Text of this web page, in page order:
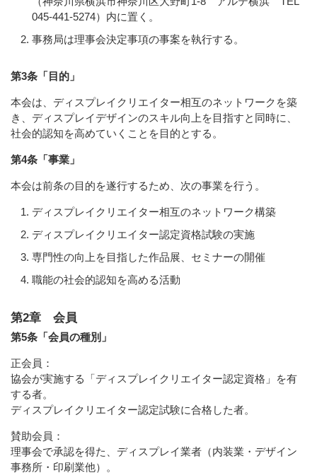
045-441-5274）内に置く。
事務局は理事会決定事項の事案を執行する。
第3条「目的」
本会は、ディスプレイクリエイター相互のネットワークを築
き、ディスプレイデザインのスキル向上を目指すと同時に、
社会的認知を高めていくことを目的とする。
第4条「事業」
本会は前条の目的を遂行するため、次の事業を行う。
ディスプレイクリエイター相互のネットワーク構築
ディスプレイクリエイター認定資格試験の実施
専門性の向上を目指した作品展、セミナーの開催
職能の社会的認知を高める活動
第2章 会員
第5条「会員の種別」
正会員：
協会が実施する「ディスプレイクリエイター認定資格」を有
する者。
ディスプレイクリエイター認定試験に合格した者。
賛助会員：
理事会で承認を得た、ディスプレイ業者（内装業・デザイン
事務所・印刷業他）。